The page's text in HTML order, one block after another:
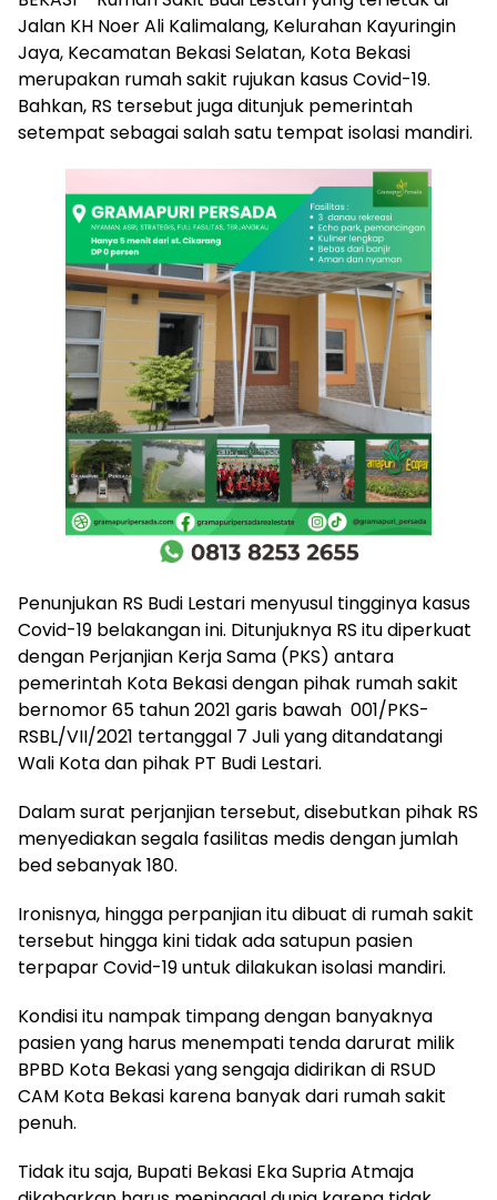
Jalan KH Noer Ali Kalimalang, Kelurahan Kayuringin
Jaya, Kecamatan Bekasi Selatan, Kota Bekasi
merupakan rumah sakit rujukan kasus Covid-19.
Bahkan, RS tersebut juga ditunjuk pemerintah
setempat sebagai salah satu tempat isolasi mandiri.
Penunjukan RS Budi Lestari menyusul tingginya kasus
Covid-19 belakangan ini. Ditunjuknya RS itu diperkuat
dengan Perjanjian Kerja Sama (PKS) antara
pemerintah Kota Bekasi dengan pihak rumah sakit
bernomor 65 tahun 2021 garis bawah 001/PKS-
RSBL/VII/2021 tertanggal 7 Juli yang ditandatangi
Wali Kota dan pihak PT Budi Lestari.
Dalam surat perjanjian tersebut, disebutkan pihak RS
menyediakan segala fasilitas medis dengan jumlah
bed sebanyak 180.
Ironisnya, hingga perpanjian itu dibuat di rumah sakit
tersebut hingga kini tidak ada satupun pasien
terpapar Covid-19 untuk dilakukan isolasi mandiri.
Kondisi itu nampak timpang dengan banyaknya
pasien yang harus menempati tenda darurat milik
BPBD Kota Bekasi yang sengaja didirikan di RSUD
CAM Kota Bekasi karena banyak dari rumah sakit
penuh.
Tidak itu saja, Bupati Bekasi Eka Supria Atmaja